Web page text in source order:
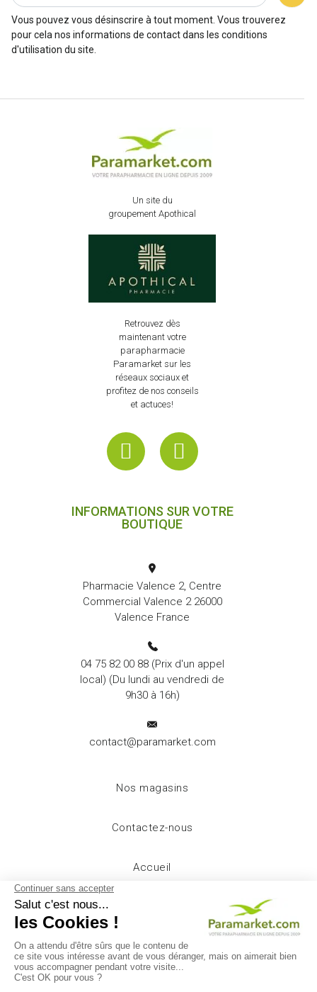
Vous pouvez vous désinscrire à tout moment. Vous trouverez
pour cela nos informations de contact dans les conditions
d'utilisation du site.
Un site du
groupement Apothical
Retrouvez dès
maintenant votre
parapharmacie
Paramarket sur les
réseaux sociaux et
profitez de nos conseils
et actuces!
INFORMATIONS SUR VOTRE
BOUTIQUE
Pharmacie Valence 2, Centre
Commercial Valence 2 26000
Valence France
04 75 82 00 88(Prix d'un appel
local) (Du lundi au vendredi de
9h30 à 16h)
contact@paramarket.com
Nos magasins
Contactez-nous
Accueil
Mentions légales